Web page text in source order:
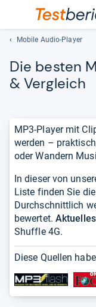
Mobile Audio-Player
Die bes­ten
& Ver­gleich
MP3-Player mit
werden –
oder Wandern
In dieser von
Liste finden Sie
Durchschnittlich
bewertet.
Shuffle 4G.
Diese Quellen